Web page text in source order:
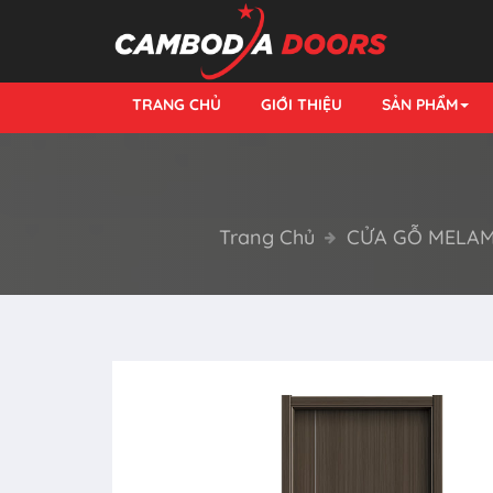
TRANG CHỦ GIỚI THIỆU SẢN PHẨM
Trang Chủ CỬA GỖ